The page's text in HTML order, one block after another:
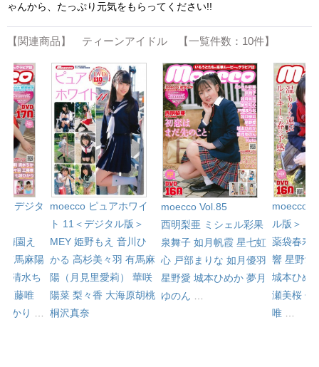
ゃんから、たっぷり元気をもらってください!!
【関連商品】 ティーンアイドル 【一覧件数：10件】
＜デジタ
梅園え
有馬麻陽
清水ち
工藤唯
かり …
moecco ピュアホワイ
ト 11＜デジタル版＞
MEY 姫野もえ 音川ひ
かる 高杉美々羽 有馬麻
陽（月見里愛莉）
華咲
陽菜 梨々香 大海原胡桃
桐沢真奈
moecco Vol.85
西明梨亜 ミシェル彩果
泉舞子 如月帆霞 星七虹
心 戸部まりな 如月優羽
星野愛 城本ひめか 夢月
ゆのん
moecco
ル版＞
薬袋春寿
響 星野愛
城本ひめ
瀬美桜 佐
唯 …